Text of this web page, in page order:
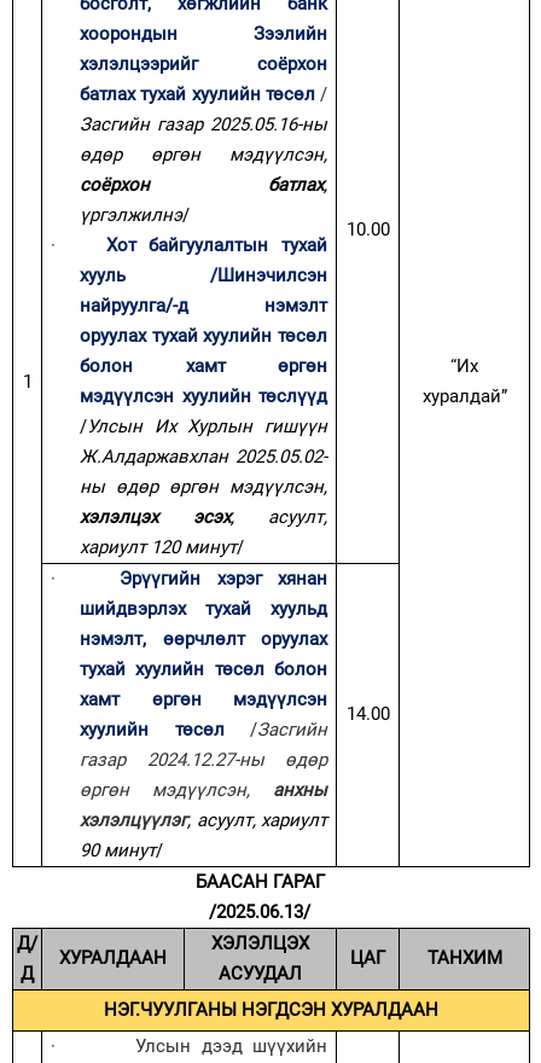
1
хоорондын Зээлийн
хэлэлцээрийг соёрхон
батлах тухай хуулийн төсөл/
Засгийн газар 2025.05.16-ны
өдөр өргөн мэдүүлсэн,
соёрхон батлах,
үргэлжилнэ/
·
Хот байгуулалтын тухай
хууль /Шинэчилсэн
найруулга/-д нэмэлт
оруулах тухай хуулийн төсөл
болон хамт өргөн
мэдүүлсэн хуулийн төслүүд
/Улсын Их Хурлын гишүүн
Ж.Алдаржавхлан 2025.05.02-
ны өдөр өргөн мэдүүлсэн,
хэлэлцэх эсэх, асуулт,
хариулт 120 минут/
10.00
“Их
хуралдай”
·
Эрүүгийн хэрэг хянан
шийдвэрлэх тухай хуульд
нэмэлт, өөрчлөлт оруулах
тухай хуулийн төсөл болон
хамт өргөн мэдүүлсэн
хуулийн төсөл/Засгийн
газар 2024.12.27-ны өдөр
өргөн мэдүүлсэн, анхны
хэлэлцүүлэг, асуулт, хариулт
90 минут/
14.00
БААСАН ГАРАГ
/2025.06.13/
Д/
Д
ХУРАЛДААН
ХЭЛЭЛЦЭХ
АСУУДАЛ
ЦАГ ТАНХИМ
НЭГ.ЧУУЛГАНЫ НЭГДСЭН ХУРАЛДААН
·
Улсын дээд шүүхийн